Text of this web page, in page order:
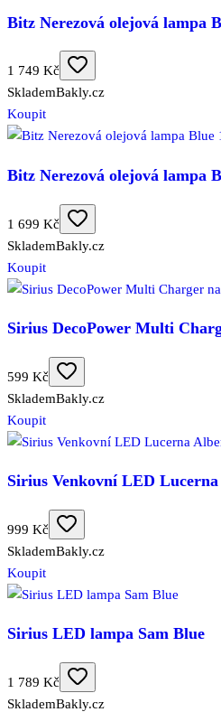
Bitz Nerezová olejová lampa
1 749 Kč
SklademBakly.cz
Koupit
Bitz Nerezová olejová lampa
1 699 Kč
SklademBakly.cz
Koupit
Sirius DecoPower Multi
599 Kč
SklademBakly.cz
Koupit
Sirius Venkovní LED
999 Kč
SklademBakly.cz
Koupit
Sirius LED lampa Sam Blue
1 789 Kč
SklademBakly.cz